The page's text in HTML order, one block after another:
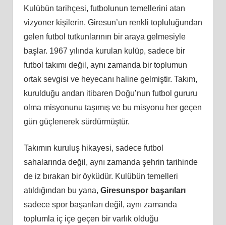
Kulübün tarihçesi, futbolunun temellerini atan
vizyoner kişilerin, Giresun’un renkli topluluğundan
gelen futbol tutkunlarının bir araya gelmesiyle
başlar. 1967 yılında kurulan kulüp, sadece bir
futbol takımı değil, aynı zamanda bir toplumun
ortak sevgisi ve heyecanı haline gelmiştir. Takım,
kurulduğu andan itibaren Doğu’nun futbol gururu
olma misyonunu taşımış ve bu misyonu her geçen
gün güçlenerek sürdürmüştür.
Takımın kuruluş hikayesi, sadece futbol
sahalarında değil, aynı zamanda şehrin tarihinde
de iz bırakan bir öyküdür. Kulübün temelleri
atıldığından bu yana, Giresunspor başarıları
sadece spor başarıları değil, aynı zamanda
toplumla iç içe geçen bir varlık olduğu